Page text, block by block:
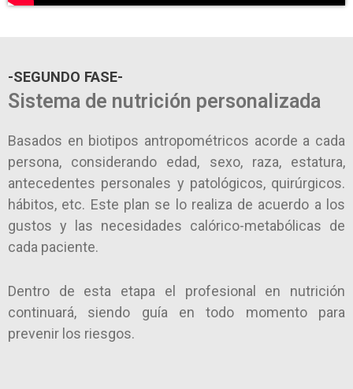
-SEGUNDO FASE-
Sistema de nutrición personalizada
Basados en biotipos antropométricos acorde a cada
persona, considerando edad, sexo, raza, estatura,
antecedentes personales y patológicos, quirúrgicos.
hábitos, etc. Este plan se lo realiza de acuerdo a los
gustos y las necesidades calórico-metabólicas de
cada paciente.
Dentro de esta etapa el profesional en nutrición
continuará, siendo guía en todo momento para
prevenir los riesgos.